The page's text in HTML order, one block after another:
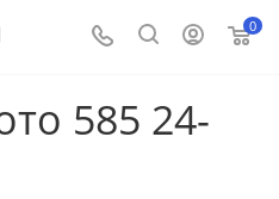
0
585 24-